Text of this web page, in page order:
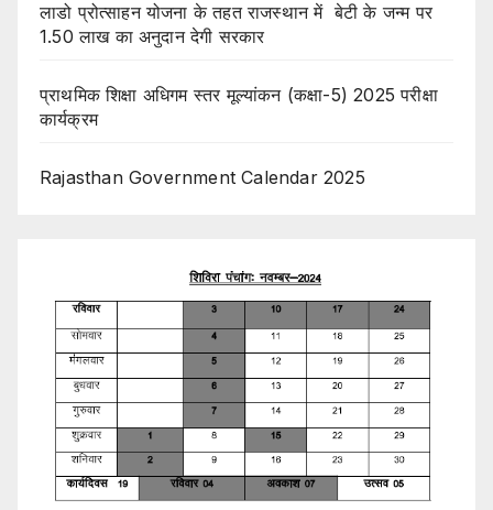
लाडो प्रोत्साहन योजना के तहत राजस्थान में बेटी के जन्म पर
1.50 लाख का अनुदान देगी सरकार
प्राथमिक शिक्षा अधिगम स्तर मूल्यांकन (कक्षा-5) 2025 परीक्षा
कार्यक्रम
Rajasthan Government Calendar 2025